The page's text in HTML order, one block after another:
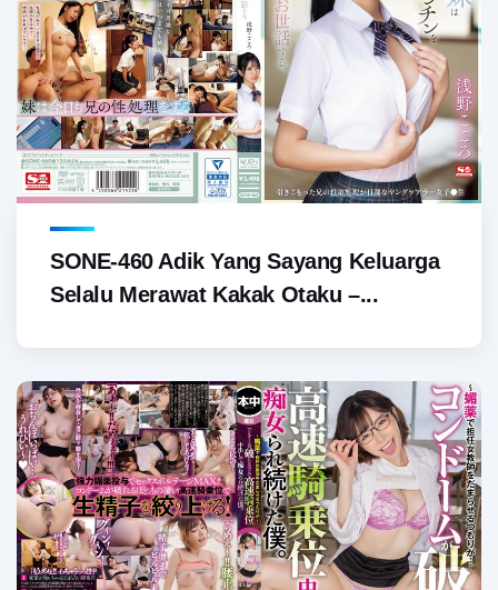
SONE-460 Adik Yang Sayang Keluarga
Selalu Merawat Kakak Otaku –...